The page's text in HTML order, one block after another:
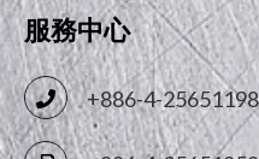
服務中心
+886-4-25651198